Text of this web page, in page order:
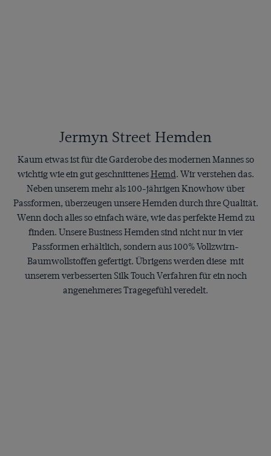
Jermyn Street Hemden
Kaum etwas ist für die Garderobe des modernen Mannes so
wichtig wie ein gut geschnittenesHemd. Wir verstehen das.
Neben unserem mehr als 100-jährigen Knowhow über
Passformen, überzeugen unsere Hemden durch ihre Qualität.
Wenn doch alles so einfach wäre, wie das perfekte Hemd zu
finden. Unsere Business Hemden sind nicht nur in vier
Passformen erhältlich, sondern aus 100% Vollzwirn-
Baumwollstoffen gefertigt. Übrigens werden diese mit
unserem verbesserten Silk Touch Verfahren für ein noch
angenehmeres Tragegefühl veredelt.